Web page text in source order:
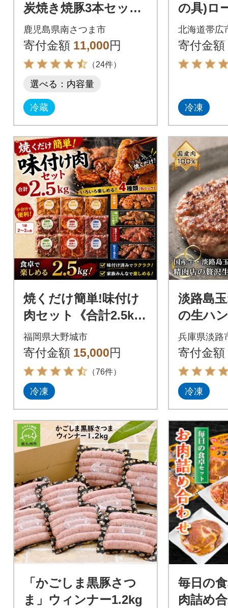
炭焼き焼豚3本セット
焼き豚 チャーシュー
黒豚 煮豚
鹿児島県南さつま市
寄付金額 11,000円
（24件）
選べる：内容量
冷蔵
の具)ロ
北海道帯広
寄付金額
冷凍
焼くだけ簡単!味付け
肉セット《合計2.5k
g》
福岡県大野城市
寄付金額 15,000円
（76件）
冷凍
淡路島
の生ハ
10個
兵庫県淡路
寄付金額
冷凍
「かごしま黒豚さつ
ま」ウィンナー1.2kg
毎日の
肉詰め